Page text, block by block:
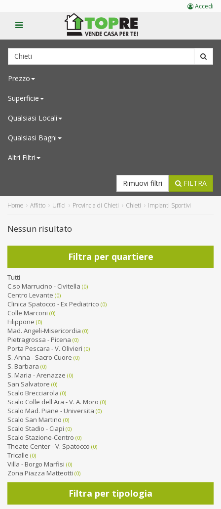
Prezzo
Superficie
Qualsiasi Locali
Qualsiasi Bagni
Altri Filtri
FILTRA
Rimuovi filtri
Home Affitto Uffici Provincia di Chieti Chieti Impianti Sportivi
Nessun risultato
Filtra per quartiere
Tutti
C.so Marrucino - Civitella (0)
Centro Levante (0)
Clinica Spatocco - Ex Pediatrico (0)
Colle Marconi (0)
Filippone (0)
Mad. Angeli-Misericordia (0)
Pietragrossa - Picena (0)
Porta Pescara - V. Olivieri (0)
S. Anna - Sacro Cuore (0)
S. Barbara (0)
S. Maria - Arenazze (0)
San Salvatore (0)
Scalo Brecciarola (0)
Scalo Colle dell'Ara - V. A. Moro (0)
Scalo Mad. Piane - Universita (0)
Scalo San Martino (0)
Scalo Stadio - Ciapi (0)
Scalo Stazione-Centro (0)
Theate Center - V. Spatocco (0)
Tricalle (0)
Villa - Borgo Marfisi (0)
Zona Piazza Matteotti (0)
Filtra per tipologia
Accedi